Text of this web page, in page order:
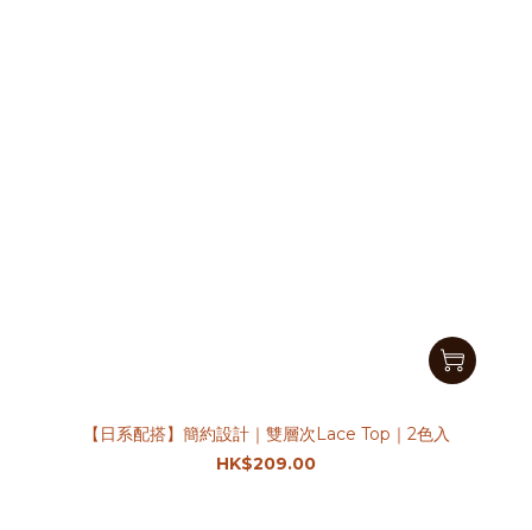
【日系配搭】簡約設計｜雙層次Lace Top｜2色入
HK$209.00